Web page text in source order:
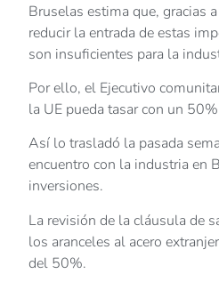
Bruselas estima que, gracias
reducir la entrada de estas
son insuficientes para la
Por ello, el Ejecutivo
la UE pueda tasar con un
Así lo trasladó la pasada
encuentro con la industria en
inversiones.
La revisión de la cláusula de
los aranceles al acero
del 50%.